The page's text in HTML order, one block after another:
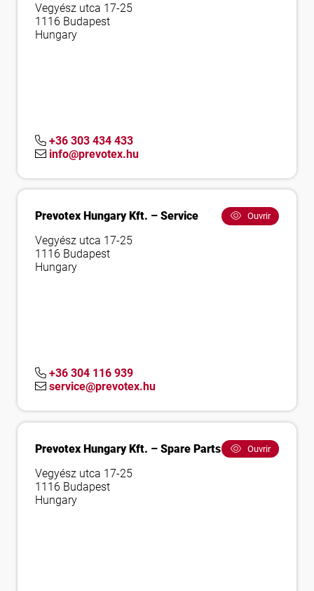
Vegyész utca 17-25
1116 Budapest
Hungary
+36 303 434 433
info@prevotex.hu
Prevotex Hungary Kft. – Service Ouvrir
Vegyész utca 17-25
1116 Budapest
Hungary
+36 304 116 939
service@prevotex.hu
Prevotex Hungary Kft. – Spare Parts Ouvrir
Vegyész utca 17-25
1116 Budapest
Hungary